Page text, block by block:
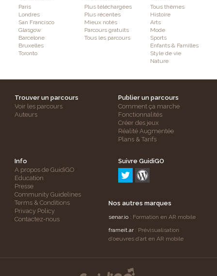
Paris
Londres
San Francisco
Glasgow
Barcelone
Bruxelles
Toronto
Plus téléchargées
Plus récentes
Mieux notés
Parcours gratuits
Tous les parcours
Tous thèmes
Histoire
Arts
Mode
Sports
Enfants & Familles
Style de vie
Nature
Trouver un parcours
Voir les parcours
Auteurs
Publier un parcours
Comment ça marche
Fonctionnalités
Créer des jeux
Réalité Augmentée
Plans & Tarifs
Info
A propos de GuidiGO
Education
Presse
Community Guidelines
Terms & Conditions
Privacy Policy
Contactez-nous
Suivre GuidiGO
Nos autres marques
senar.io : Formation en AR mobile
frameit.ar: Prévisualisation
d’oeuvres d’art en AR mobile